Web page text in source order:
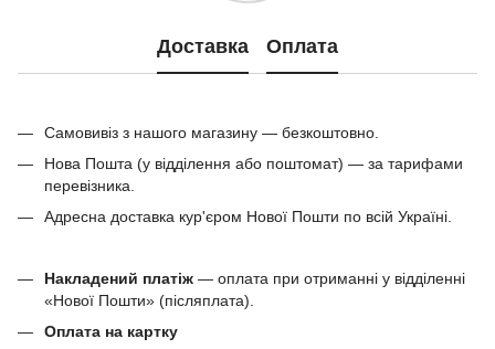
Доставка Оплата
Самовивіз з нашого магазину — безкоштовно.
Нова Пошта (у відділення або поштомат) — за тарифами
перевізника.
Адресна доставка кур'єром Нової Пошти по всій Україні.
Накладений платіж — оплата при отриманні у відділенні
«Нової Пошти» (післяплата).
Оплата на картку